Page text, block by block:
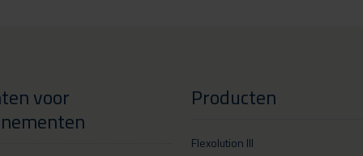
voor
Producten
Flexolution III